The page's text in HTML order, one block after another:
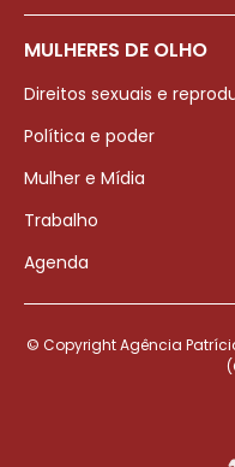
MULHERES DE OLHO
Direitos sexuais e
Política e poder
Mulher e Mídia
Trabalho
Agenda
© Copyright Agência